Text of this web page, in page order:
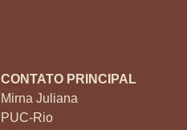
CONTATO PRINCIPAL
Mirna Juliana
PUC-Rio